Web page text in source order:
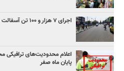
اجرای ۷ هزار و ۱۰۰ تن آسفالت در معابر منطقه ۱۰ از ابتدای سال
اعلام محدودیت‌های ترافیکی
پایان ماه صفر